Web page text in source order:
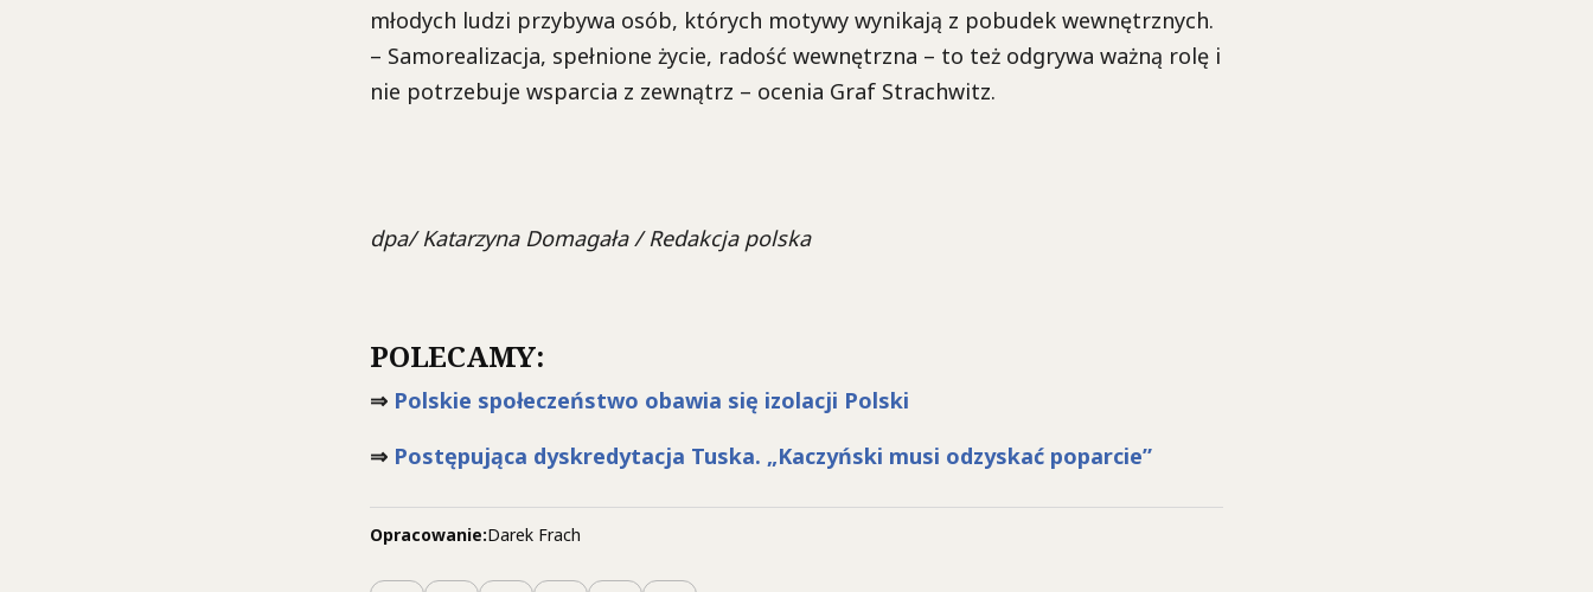
młodych ludzi przybywa osób, których motywy wynikają z pobudek wewnętrznych.
– Samorealizacja, spełnione życie, radość wewnętrzna – to też odgrywa ważną rolę i
nie potrzebuje wsparcia z zewnątrz – ocenia Graf Strachwitz.
dpa/ Katarzyna Domagała / Redakcja polska
POLECAMY:
⇒ Polskie społeczeństwo obawia się izolacji Polski
⇒ Postępująca dyskredytacja Tuska. „Kaczyński musi odzyskać poparcie”
Opracowanie:Darek Frach